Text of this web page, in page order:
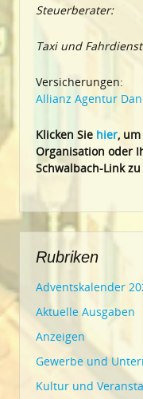
Steuerberater:
Taxi und
Versicherungen:
Allianz Agentur
Klicken Sie hier,
Organisation oder
Schwalbach-Link
Rubriken
Adventskalender
Aktuelle Ausgaben
Anzeigen
Gewerbe und
Kultur und